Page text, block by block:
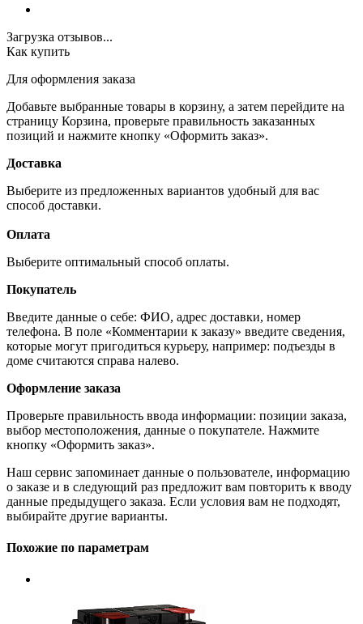
Загрузка отзывов...
Как купить
Для оформления заказа
Добавьте выбранные товары в корзину, а затем перейдите на
страницу Корзина, проверьте правильность заказанных
позиций и нажмите кнопку «Оформить заказ».
Доставка
Выберите из предложенных вариантов удобный для вас
способ доставки.
Оплата
Выберите оптимальный способ оплаты.
Покупатель
Введите данные о себе: ФИО, адрес доставки, номер
телефона. В поле «Комментарии к заказу» введите сведения,
которые могут пригодиться курьеру, например: подъезды в
доме считаются справа налево.
Оформление заказа
Проверьте правильность ввода информации: позиции заказа,
выбор местоположения, данные о покупателе. Нажмите
кнопку «Оформить заказ».
Наш сервис запоминает данные о пользователе, информацию
о заказе и в следующий раз предложит вам повторить к вводу
данные предыдущего заказа. Если условия вам не подходят,
выбирайте другие варианты.
Похожие по параметрам